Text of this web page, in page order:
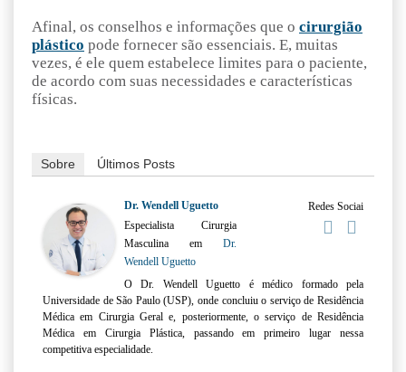
Afinal, os conselhos e informações que o cirurgião
plástico pode fornecer são essenciais. E, muitas
vezes, é ele quem estabelece limites para o paciente,
de acordo com suas necessidades e características
físicas.
Sobre Últimos Posts
Redes Sociai
Dr. Wendell Uguetto
Especialista Cirurgia
Masculina em Dr.
Wendell Uguetto
O Dr. Wendell Uguetto é médico formado pela
Universidade de São Paulo (USP), onde concluiu o serviço de Residência
Médica em Cirurgia Geral e, posteriormente, o serviço de Residência
Médica em Cirurgia Plástica, passando em primeiro lugar nessa
competitiva especialidade.